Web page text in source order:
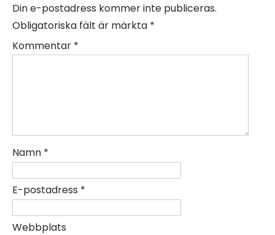
Din e-postadress kommer inte publiceras.
Obligatoriska fält är märkta *
Kommentar *
Namn *
E-postadress *
Webbplats